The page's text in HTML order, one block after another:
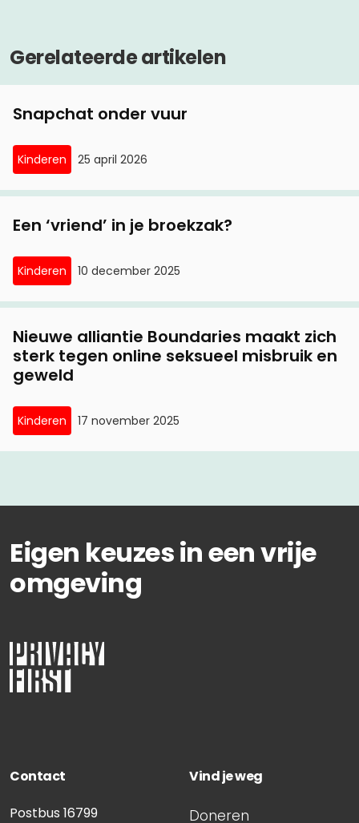
Gerelateerde artikelen
Snapchat onder vuur
Kinderen 25 april 2026
Een ‘vriend’ in je broekzak?
Kinderen 10 december 2025
Nieuwe alliantie Boundaries maakt zich
sterk tegen online seksueel misbruik en
geweld
Kinderen 17 november 2025
Eigen keuzes in een vrije
omgeving
Contact
Postbus 16799
Vind je weg
Doneren